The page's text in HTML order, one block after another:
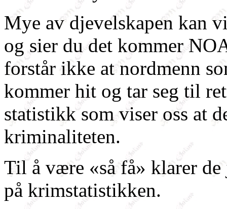
Mye av djevelskapen kan
og sier du det kommer
forstår ikke at nordmenn
kommer hit og tar seg til
statistikk som viser oss at
kriminaliteten.
Til å være «så få» klarer
på krimstatistikken.